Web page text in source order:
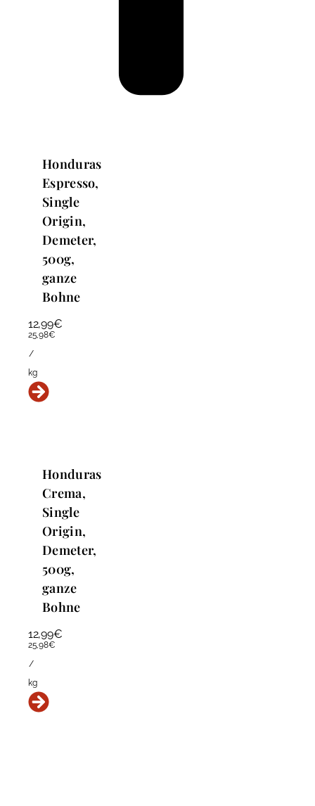
Honduras
Espresso,
Single
Origin,
Demeter,
500g,
ganze
Bohne
12,99€
25,98€
/
kg
Honduras
Crema,
Single
Origin,
Demeter,
500g,
ganze
Bohne
12,99€
25,98€
/
kg